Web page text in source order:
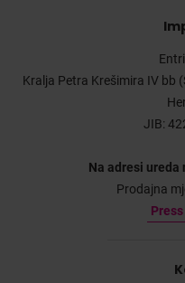
Kralja Petra Krešimira IV bb
JIB:
Na adresi ureda
Prodajna